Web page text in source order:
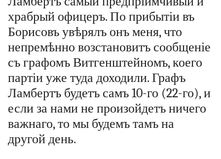
храбрый офицеръ. По прибытіи въ
Борисовъ увѣрялъ онъ меня, что
непремѣнно возстановитъ сообщеніе
съ графомъ Витгенштейномъ, коего
партіи уже туда доходили. Графъ
Ламбертъ будетъ самъ 10-го (22-го), и
если за нами не произойдетъ ничего
важнаго, то мы будемъ тамъ на
другой день.